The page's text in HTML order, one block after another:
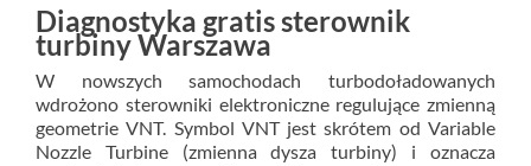
Diagnostyka gratis sterownik
turbiny Warszawa
W nowszych samochodach turbodoładowanych
wdrożono sterowniki elektroniczne regulujące zmienną
geometrie VNT. Symbol VNT jest skrótem od Variable
Nozzle Turbine (zmienna dysza turbiny) i oznacza